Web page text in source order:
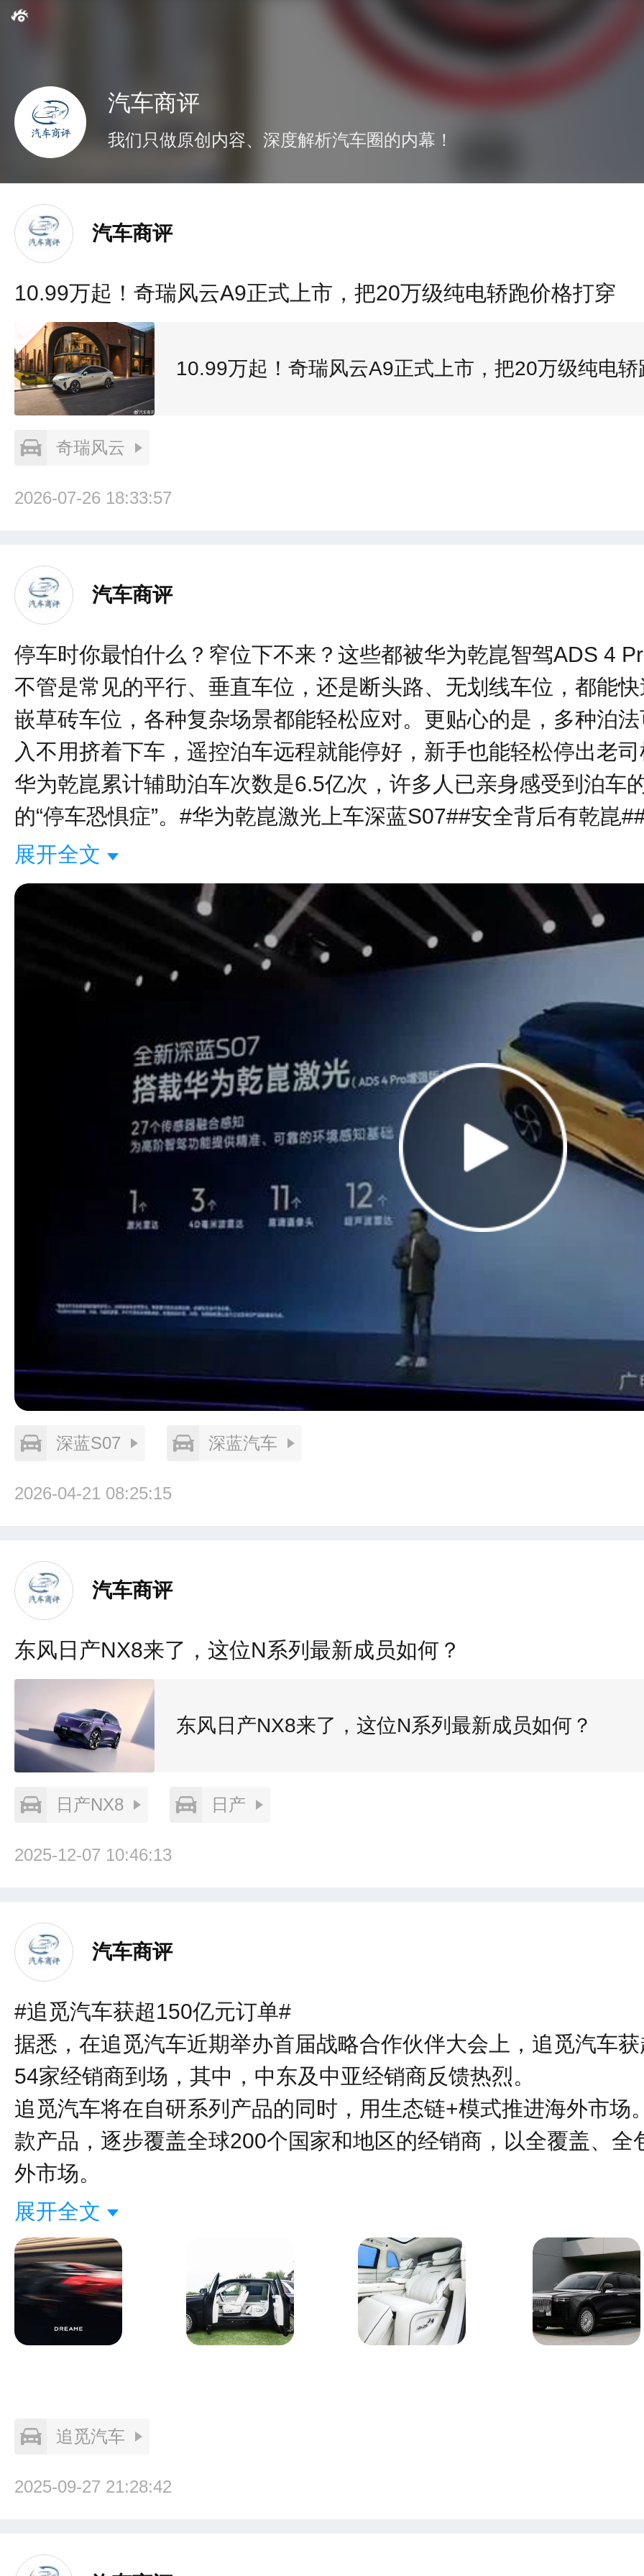
汽车商评
我们只做原创内容、深度解析汽车圈的内幕！
汽车商评
10.99万起！奇瑞风云A9正式上市，把20万级纯电轿跑价格打穿
10.99万起！奇瑞风云A9正式上市，把20万级纯电
奇瑞风云
2026-07-26 18:33:57
汽车商评
停车时你最怕什么？窄位下不来？这些都被华为乾崑智驾ADS 4
不管是常见的平行、垂直车位，还是断头路、无划线车位，都能
嵌草砖车位，各种复杂场景都能轻松应对。更贴心的是，多种泊
入不用挤着下车，遥控泊车远程就能停好，新手也能轻松停出老
华为乾崑累计辅助泊⻋次数是6.5亿次，许多人已亲身感受到泊车
的“停车恐惧症”。#华为乾崑激光上车深蓝S07##安全背后有乾崑
展开全文
深蓝S07 深蓝汽车
2026-04-21 08:25:15
汽车商评
东风日产NX8来了，这位N系列最新成员如何？
东风日产NX8来了，这位N系列最新成员如何？
日产NX8 日产
2025-12-07 10:46:13
汽车商评
#追觅汽车获超150亿元订单#
据悉，在追觅汽车近期举办首届战略合作伙伴大会上，追觅汽车
54家经销商到场，其中，中东及中亚经销商反馈热烈。
追觅汽车将在自研系列产品的同时，用生态链+模式推进海外市场
款产品，逐步覆盖全球200个国家和地区的经销商，以全覆盖、
外市场。
展开全文
追觅汽车
2025-09-27 21:28:42